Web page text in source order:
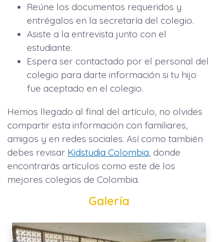
Reúne los documentos requeridos y
entrégalos en la secretaría del colegio.
Asiste a la entrevista junto con el
estudiante.
Espera ser contactado por el personal del
colegio para darte información si tu hijo
fue aceptado en el colegio.
Hemos llegado al final del artículo, no olvides
compartir esta información con familiares,
amigos y en redes sociales. Así como también
debes revisar Kidstudia Colombia , donde
encontrarás artículos como este de los
mejores colegios de Colombia.
Galería